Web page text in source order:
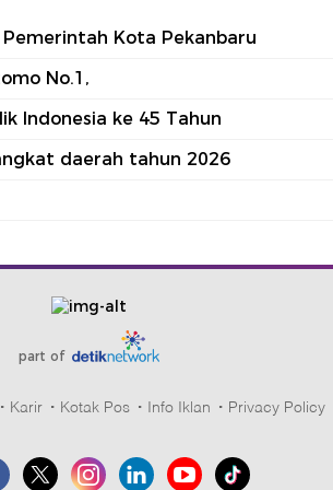
Kota Pekanbaru
No.1,
Indonesia ke 45 Tahun
daerah tahun 2026
part of
Karir Kotak Pos Info Iklan Privacy Policy